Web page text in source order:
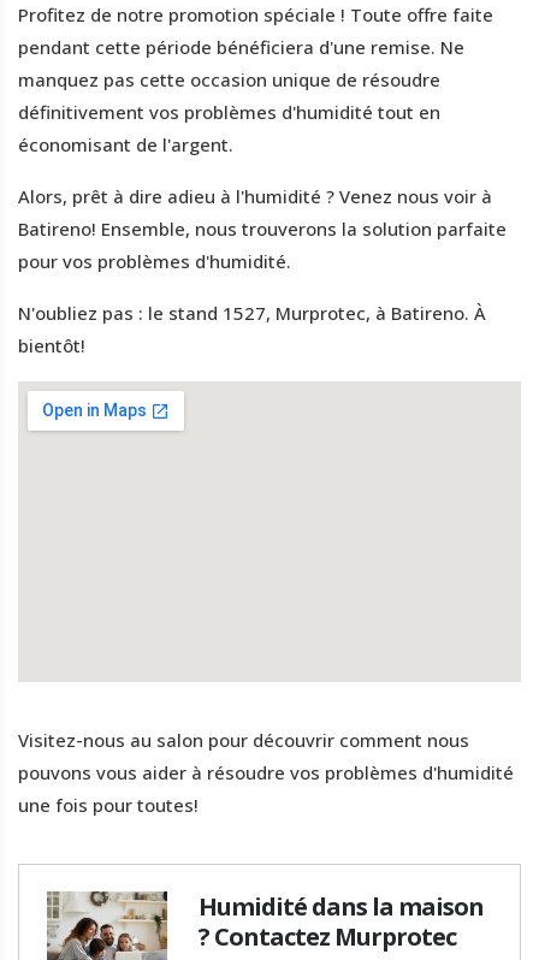
Profitez de notre promotion spéciale ! Toute offre faite
pendant cette période bénéficiera d'une remise. Ne
manquez pas cette occasion unique de résoudre
définitivement vos problèmes d'humidité tout en
économisant de l'argent.
Alors, prêt à dire adieu à l'humidité ? Venez nous voir à
Batireno! Ensemble, nous trouverons la solution parfaite
pour vos problèmes d'humidité.
N'oubliez pas : le stand 1527, Murprotec, à Batireno. À
bientôt!
Visitez-nous au salon pour découvrir comment nous
pouvons vous aider à résoudre vos problèmes d'humidité
une fois pour toutes!
Humidité dans la maison
? Contactez Murprotec